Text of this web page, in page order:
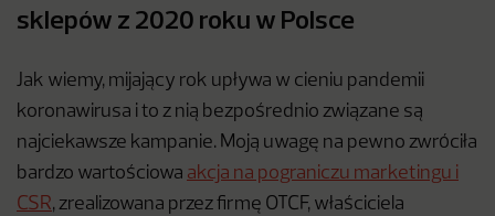
sklepów z 2020 roku w Polsce
Jak wiemy, mijający rok upływa w cieniu pandemii
koronawirusa i to z nią bezpośrednio związane są
najciekawsze kampanie. Moją uwagę na pewno zwróciła
bardzo wartościowa akcja na pograniczu marketingu i
CSR, zrealizowana przez firmę OTCF, właściciela